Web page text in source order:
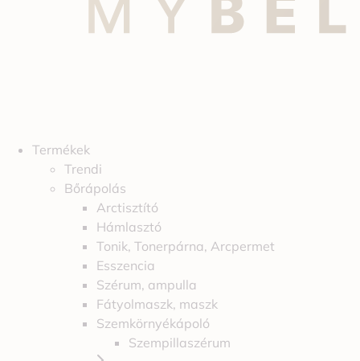
Termékek
Trendi
Bőrápolás
Arctisztító
Hámlasztó
Tonik, Tonerpárna, Arcpermet
Esszencia
Szérum, ampulla
Fátyolmaszk, maszk
Szemkörnyékápoló
Szempillaszérum